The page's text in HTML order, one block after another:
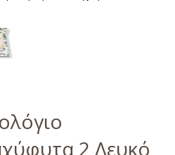
2 Λευκό